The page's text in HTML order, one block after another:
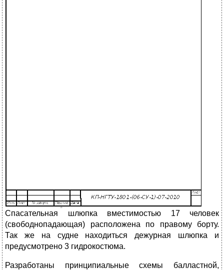
Спасательная шлюпка вместимостью 17 человек
(свободнопадающая) расположена по правому борту.
Так же на судне находиться дежурная шлюпка и
предусмотрено 3 гидрокостюма.
Разработаны принципиальные схемы балластной,